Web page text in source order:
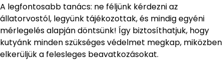
A legfontosabb tanács: ne féljünk kérdezni az
állatorvostól, legyünk tájékozottak, és mindig egyéni
mérlegelés alapján döntsünk! Így biztosíthatjuk, hogy
kutyánk minden szükséges védelmet megkap, miközben
elkerüljük a felesleges beavatkozásokat.